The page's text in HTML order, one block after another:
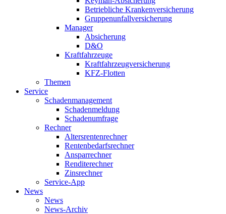
Betriebliche Krankenversicherung
Gruppenunfallversicherung
Manager
Absicherung
D&O
Kraftfahrzeuge
Kraftfahrzeugversicherung
KFZ-Flotten
Themen
Service
Schadenmanagement
Schadenmeldung
Schadenumfrage
Rechner
Altersrentenrechner
Rentenbedarfsrechner
Ansparrechner
Renditerechner
Zinsrechner
Service-App
News
News
News-Archiv